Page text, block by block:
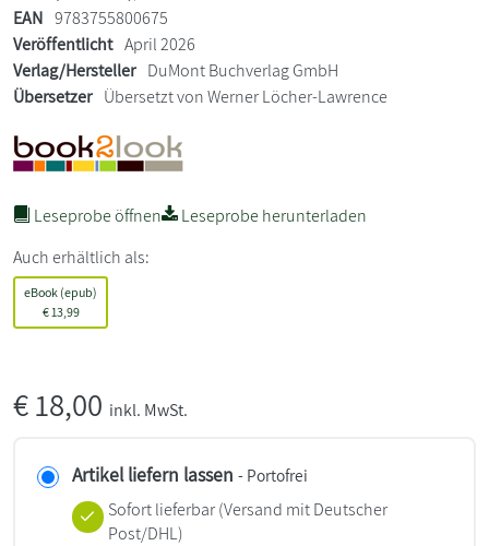
EAN 9783755800675
Veröffentlicht April 2026
Verlag/Hersteller DuMont Buchverlag GmbH
Übersetzer Übersetzt von Werner Löcher-Lawrence
Leseprobe öffnen
Leseprobe herunterladen
Auch erhältlich als:
eBook (epub)
€13,99
€18,00 inkl. MwSt.
Artikel liefern lassen - Portofrei
Sofort lieferbar(Versand mit Deutscher
Post/DHL)